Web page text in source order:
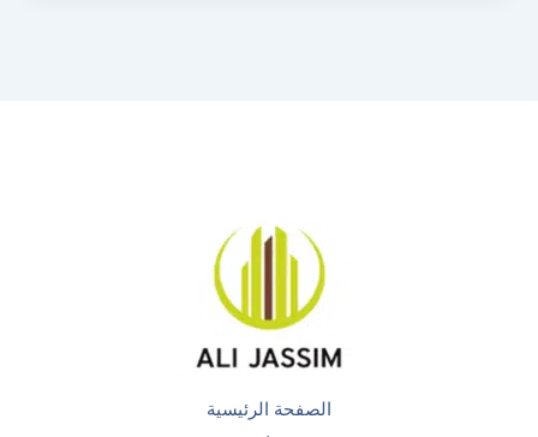
الصفحة الرئيسية